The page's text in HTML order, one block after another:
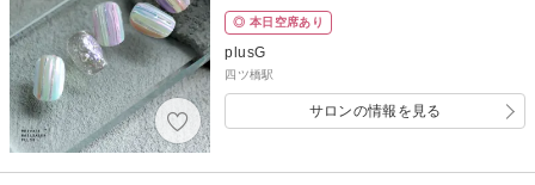
◎ 本日空席あり
plusG
四ツ橋駅
サロンの情報を見る